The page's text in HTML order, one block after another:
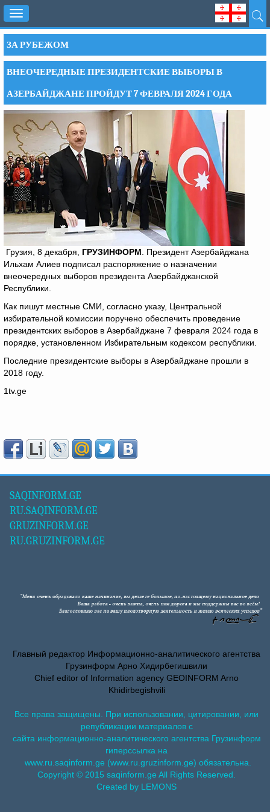
Toggle
navigation
ЗА РУБЕЖОМ
ВНЕОЧЕРЕДНЫЕ ПРЕЗИДЕНТСКИЕ ВЫБОРЫ В
АЗЕРБАЙДЖАНЕ ПРОЙДУТ 7 ФЕВРАЛЯ 2024 ГОДА
Грузия, 8 декабря, ГРУЗИНФОРМ . Президент Азербайджана
Ильхам Алиев подписал распоряжение о назначении
внеочередных выборов президента Азербайджанской
Республики.
Как пишут местные СМИ, согласно указу, Центральной
избирательной комиссии поручено обеспечить проведение
президентских выборов в Азербайджане 7 февраля 2024 года в
порядке, установленном Избирательным кодексом республики.
Последние президентские выборы в Азербайджане прошли в
2018 году.
1tv.ge
SAQINFORM.GE
RU.SAQINFORM.GE
GRUZINFORM.GE
RU.GRUZINFORM.GE
Главный редактор Информационно-аналитического агентства
Грузинформ Арно Хидирбегишвили
Chief editor of Information agency GEOINFORM Arno
Khidirbegishvili
Все права защищены. При использовании, цитировании, или
републикации материалов с
сайта информационно-аналитического агентства Грузинформ
гиперссылка на
www.ru.saqinform.ge (www.ru.gruzinform.ge) обязательна.
Copyright © 2015 saqinform.ge All Rights Reserved.
Created by LEMONS